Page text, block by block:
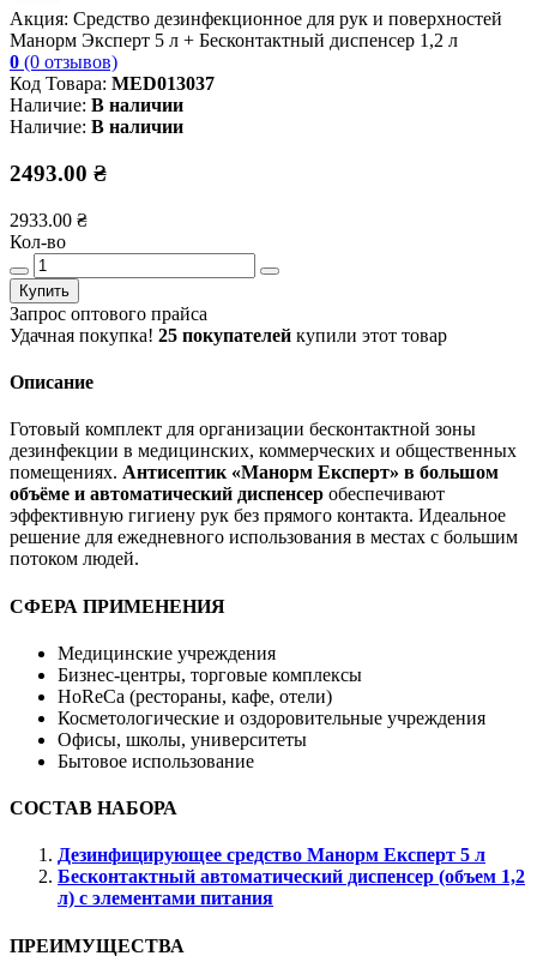
Акция: Средство дезинфекционное для рук и поверхностей
Манорм Эксперт 5 л + Бесконтактный диспенсер 1,2 л
0 (0 отзывов)
Код Товара: MED013037
Наличие: В наличии
Наличие: В наличии
2493.00 ₴
2933.00 ₴
Кол-во
Купить
Запрос оптового прайса
Удачная покупка! 25 покупателей купили этот товар
Описание
Готовый комплект для организации бесконтактной зоны
дезинфекции в медицинских, коммерческих и общественных
помещениях. Антисептик «Манорм Експерт» в большом
объёме и автоматический диспенсер обеспечивают
эффективную гигиену рук без прямого контакта. Идеальное
решение для ежедневного использования в местах с большим
потоком людей.
СФЕРА ПРИМЕНЕНИЯ
Медицинские учреждения
Бизнес-центры, торговые комплексы
HoReCa (рестораны, кафе, отели)
Косметологические и оздоровительные учреждения
Офисы, школы, университеты
Бытовое использование
СОСТАВ НАБОРА
Дезинфицирующее средство Манорм Експерт 5 л
Бесконтактный автоматический диспенсер (объем 1,2
л) с элементами питания
ПРЕИМУЩЕСТВА